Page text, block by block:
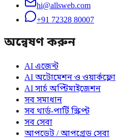
hi@allsweb.com
+91 72328 80007
অন্বেষণ করুন
AI এজেন্ট
AI অটোমেশন ও ওয়ার্কফ্লো
AI সার্চ অপ্টিমাইজেশন
সব সমাধান
সব থার্ড-পার্টি স্ক্রিপ্ট
সব সেবা
আপডেট / আপগ্রেড সেবা